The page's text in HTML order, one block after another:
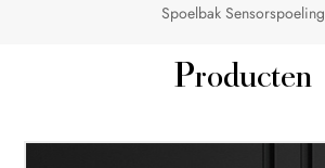
Spoelbak Sensorspoeling
Producten